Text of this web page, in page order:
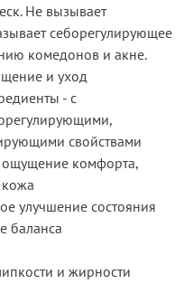
Не вызывает
себорегулирующее
комедонов и акне.
и уход
- с
свойствами
комфорта,
улучшение состояния
баланса
и жирности